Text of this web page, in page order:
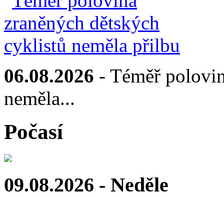
06.08.2026 - Téměř
neměla...
Počasí
09.08.2026 - Neděle